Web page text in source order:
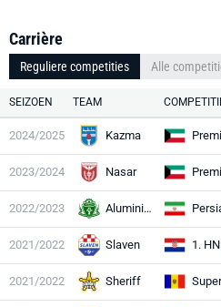
Carrière
Reguliere competities Alle
SEIZOEN TEAM
2024/2025 Kazma
2023/2024 Nasar
2022/2023 Aluminium Arak
2021/2022 Slaven 1.
2021/2022 Sheriff